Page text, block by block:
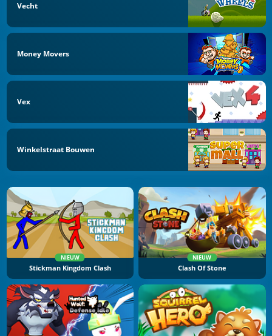
Vecht
Money Movers
Vex
Winkelstraat Bouwen
NIEUW
Stickman Kingdom Clash
NIEUW
Clash Of Stone